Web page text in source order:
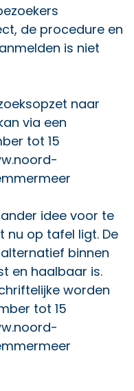
de procedure en
is niet
naar
via een
tot 15
idee voor te
nu op tafel ligt. De
binnen
en haalbaar is.
worden
tot 15